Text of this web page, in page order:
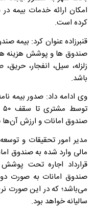
امکان ارائه خدمات بیمه
کرده است.
قنبرزاده عنوان کرد:
صندوق ها و پوشش هزینه ها
زلزله، سیل، انفجار،
باشد.
وی ادامه داد: صدور بیمه
صندوق امانات و ارزش
مدیر امور تحقیقات و
مالی وارد شده به صندوق
قرارداد اجاره تحت
صندوق امانات به صورت
می‌باشد؛ که در این صورت
سالیانه خواهد بود.